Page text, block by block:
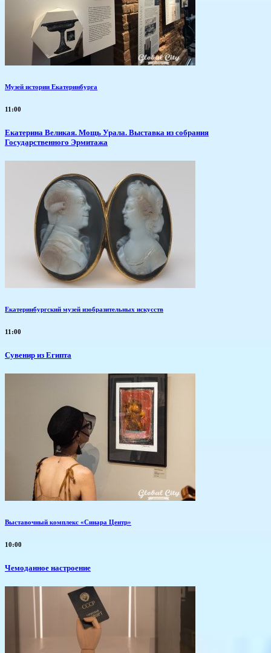
Музей истории Екатеринбурга
11:00
​Екатерина Великая. Мощь Урала. Выставка из собрания
Государственного Эрмитажа
Екатеринбургский музей изобразительных искусств
11:00
Сувенир из Египта
Выставочный комплекс «Синара Центр»
10:00
Чемоданное настроение